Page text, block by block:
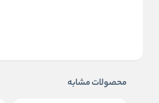
محصولات مشابه